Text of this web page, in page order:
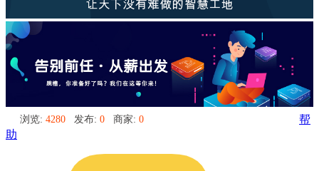
浏览: 4280 发布: 0 商家: 0
帮
助